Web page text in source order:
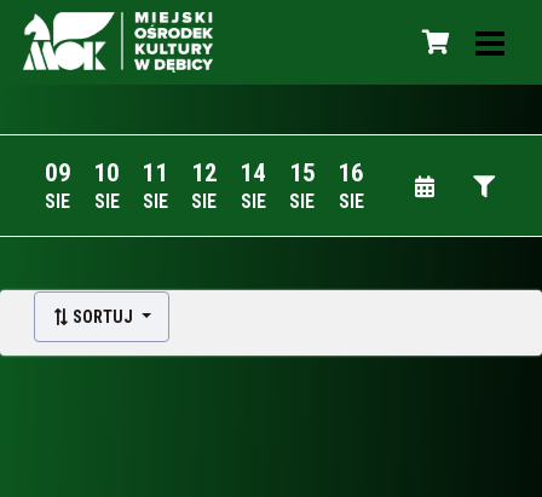
09
SIE
10
SIE
11
SIE
12
SIE
14
SIE
15
SIE
16
SIE
SORTUJ